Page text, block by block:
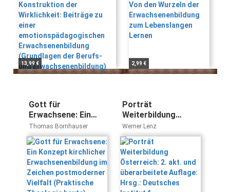
Erwachsenenbildung
(Grundlagen der Berufs-
und
Erwachsenenbildung)
13,99 € 2,99 €
Gott für
Erwachsene: Ein
Konzept kirchlicher
Erwachsenenbildung
im Zeichen
postmoderner
Vielfalt (Praktische
Theologie heute)
Thomas Bornhauser
Porträt
Weiterbildung
Österreich: 2. akt.
und überarbeitete
Auflage: Hrsg.:
Deutsches Institut
f.
Erwachsenenbildung
(Länderporträts)
Werner Lenz